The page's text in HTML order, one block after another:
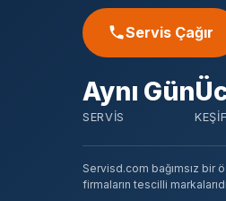
Servis Çağır
Aynı Gün
SERVIS KEŞIF
Servisd.com bağımsız bir
firmaların tescilli